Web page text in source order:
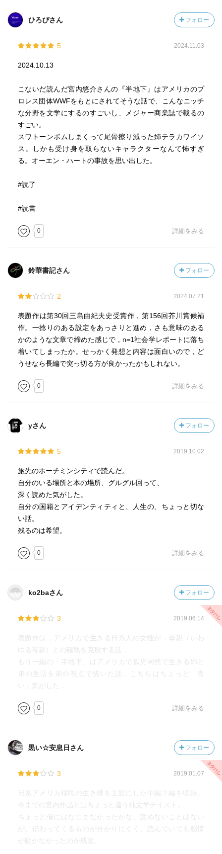
方不明になり、姉だけが幼い頃の頼りだった祐也の記憶
きじゃくる祐也を見て、それが私には、日本人としての意
ルの意味は、祐也や姉にとって、英語と日本語は決して両
(意識上)に現れているように捉えたのだろうと解釈していま
す。
それとも、日本に帰国してからの、睡眠中に英語を無意識
にしゃべってしまう発作を表しているのでしょうか？ こ
のとき、祐也は既に英語を話せなくなっているのに。
特に、表題作「カブールの園」が素晴らしかった。
ひろぴさん フォロー
5 2024.11.03
2024.10.13
こないだ読んだ宮内悠介さんの『半地下』はアメリカのプ
ロレス団体WWFをもとにされてそうな話で、こんなニッチ
な分野を文学にするのすごいし、メジャー商業誌で載るの
すごい。
スワトーンボムしまくって尾骨擦り減った姉テラカワイソ
ス。しかも受け身を取らないキャラクターなんて怖すぎ
る。オーエン・ハートの事故を思い出した。
#読了
#読書
0 詳細をみる
鈴華書記さん フォロー
2 2024.07.21
表題作は第30回三島由紀夫史受賞作，第156回芥川賞候補
作。一捻りのある設定をあっさりと進め，さも意味のある
かのような文章で締めた感じで，n=1社会学レポートに落ち
着いてしまったか。せっかく発想と内容は面白いので，ど
うせなら長編で突っ切る方が良かったかもしれない。
0 詳細をみる
yさん フォロー
5 2019.10.02
旅先のホーチミンシティで読んだ。
自分のいる場所と本の場所、グルグル回って、
深く読めた気がした。
自分の国籍とアイデンティティと、人生の、ちょっと切な
い話。
残るのは希望。
0 詳細をみる
ko2baさん フォロー
3 2019.06.14
表題作は，アメリカで生きる日系人の女性が，母親（いわ
ゆる毒親）との確執を克服する話．
もう一編の「半地下」はアメリカで孤児同然で生きる姉と
弟の生活を弟の視点で描いた話．こちらはちょっと「青
い」気がした．
0 詳細をみる
黒い☆安息日さん フォロー
3 2019.01.07
日系アメリカ移民の生き様を主題にした中編２編を収録。
今までの宮内作品とはちょっと違う純文学テイスト。
ちょっと俺にはなじまなかったかな、読めないことはない
が、伝わってくるものが分かりにくく、読んでいても感情
が動かなかったのが残念。